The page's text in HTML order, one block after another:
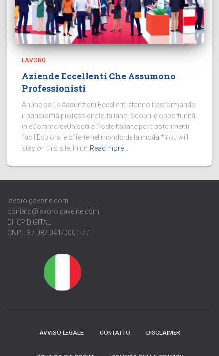
LAVORO
Aziende Eccellenti Che Assumono
Professionisti
Anúncios Le Assunzioni Eccellenti stanno trasformando
il panorama professionale italiano. Scopri le opportunità
in eCommerceUnisciti a Poste Italiane per trasferimenti
faciliEsplora le offerte nel mondo della moda *You will
stay on this site. In un Read more…
lavoro.gaveine.com
contato@lavoro.gaveine.com
DHCP DIGITAL
CNPJ: 37.087.041/0001-77
AVVISO LEGALE CONTATTO DISCLAIMER